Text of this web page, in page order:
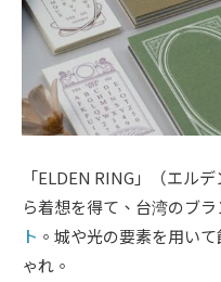
「ELDEN RING」（エル
ら着想を得て、台湾のブ
ト 。城や光の要素を用い
ゃれ。